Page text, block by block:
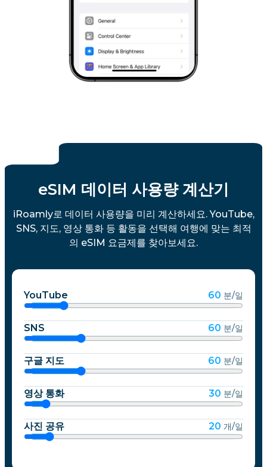
eSIM 데이터 사용량 계산기
iRoamly로 데이터 사용량을 미리 계산하세요. YouTube,
SNS, 지도, 영상 통화 등 활동을 선택해 여행에 맞는 최적
의 eSIM 요금제를 찾아보세요.
YouTube 60 분/일
SNS 60 분/일
구글 지도 60 분/일
영상 통화 30 분/일
사진 공유 20 개/일